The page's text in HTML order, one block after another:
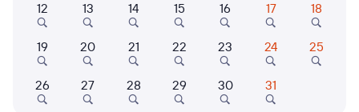
Найдём билет на поезд за вас
Даже если сейчас нет мест
Искать билеты
12 13 14 15 16 17 18
19 20 21 22 23 24 25
26 27 28 29 30 31